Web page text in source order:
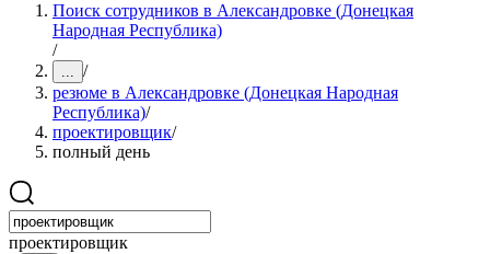
Поиск сотрудников в Александровке (Донецкая
Народная Республика)
/
... /
резюме в Александровке (Донецкая Народная
Республика)/
проектировщик/
полный день
проектировщик